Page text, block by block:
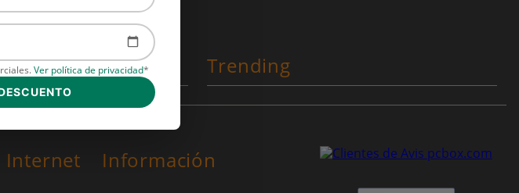
Ver política de privacidad*
Trending
Internet Información